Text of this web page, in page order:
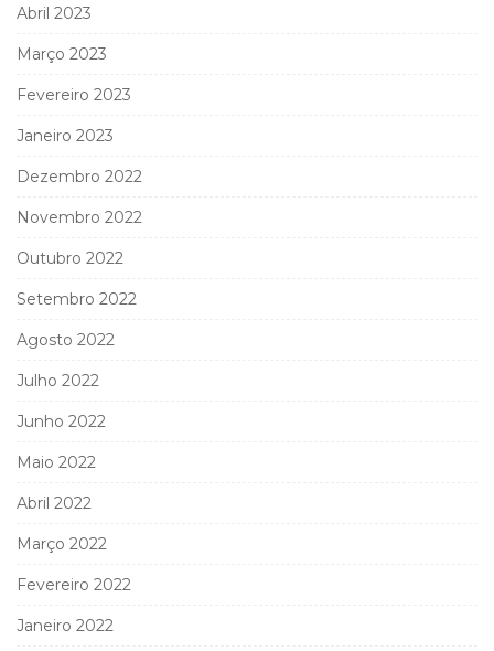
Abril 2023
Março 2023
Fevereiro 2023
Janeiro 2023
Dezembro 2022
Novembro 2022
Outubro 2022
Setembro 2022
Agosto 2022
Julho 2022
Junho 2022
Maio 2022
Abril 2022
Março 2022
Fevereiro 2022
Janeiro 2022